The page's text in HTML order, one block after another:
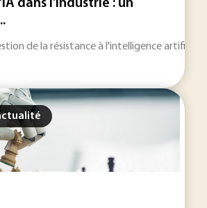
dans l'industrie : un
de la résistance à l'intelligence